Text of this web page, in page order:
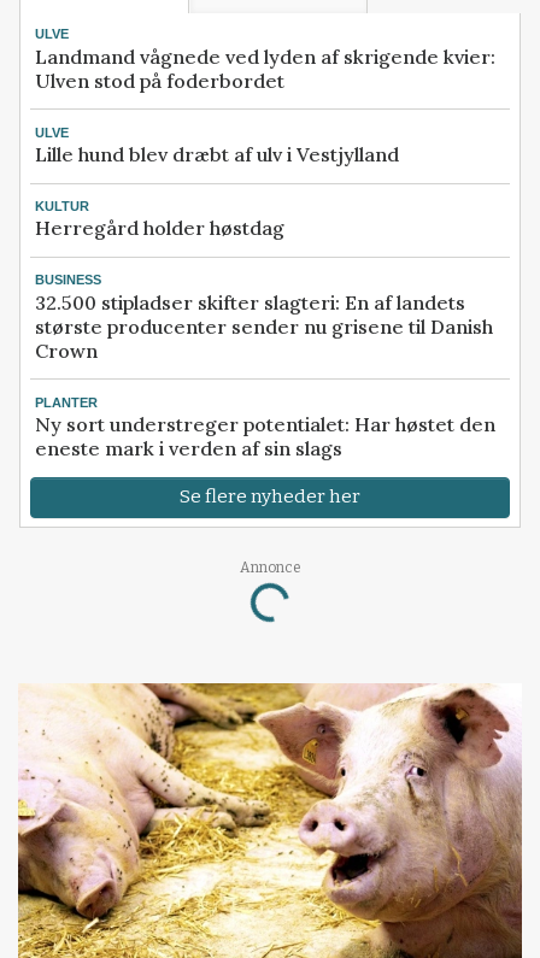
ULVE
Landmand vågnede ved lyden af skrigende kvier:
Ulven stod på foderbordet
ULVE
Lille hund blev dræbt af ulv i Vestjylland
KULTUR
Herregård holder høstdag
BUSINESS
32.500 stipladser skifter slagteri: En af landets
største producenter sender nu grisene til Danish
Crown
PLANTER
Ny sort understreger potentialet: Har høstet den
eneste mark i verden af sin slags
Se flere nyheder her
Annonce
Loading...